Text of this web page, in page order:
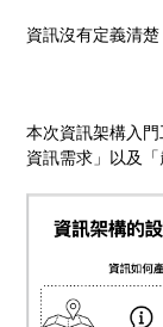
資訊沒有定義清
本次資訊架構入
資訊需求」以及